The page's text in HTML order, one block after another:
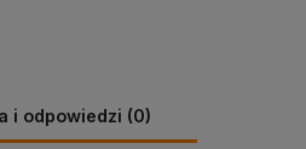
i odpowiedzi (0)